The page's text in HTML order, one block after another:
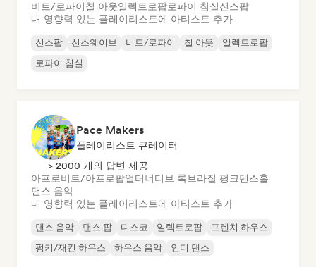
비트/로파이칠 아웃일렉트로팝로파이 침실신스팝
내 영향력 있는 플레이리스트에 아티스트 추가
신스팝 신스웨이브 비트/로파이 칠 아웃
일렉트로팝
로파이 침실
Pace Makers
플레이리스트 큐레이터
> 2000 개의 답변 제공
아프로비트/아프로팝얼터너티브 록브라질 펑크댄스홀
댄스 음악
내 영향력 있는 플레이리스트에 아티스트 추가
댄스 음악 댄스 팝 디스코 일렉트로팝
프렌치 하우스
펑키/재킨 하우스
하우스 음악 인디 댄스